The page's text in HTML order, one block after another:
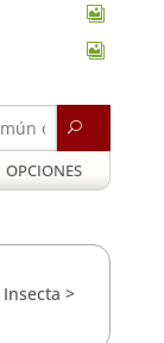
U
OPCIONES
Insecta >